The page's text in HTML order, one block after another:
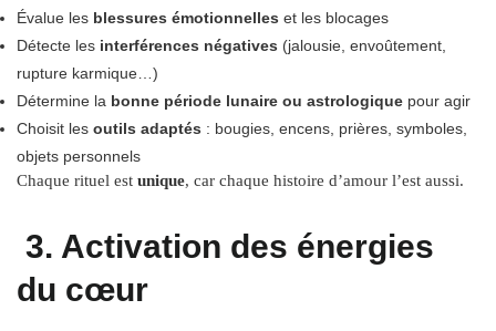
Évalue les blessures émotionnelles et les blocages
Détecte les interférences négatives (jalousie, envoûtement,
rupture karmique…)
Détermine la bonne période lunaire ou astrologique pour agir
Choisit les outils adaptés : bougies, encens, prières, symboles,
objets personnels
Chaque rituel est unique, car chaque histoire d’amour l’est aussi.
3. Activation des énergies
du cœur